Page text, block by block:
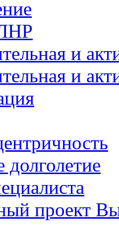
и
и
долголетие
проект